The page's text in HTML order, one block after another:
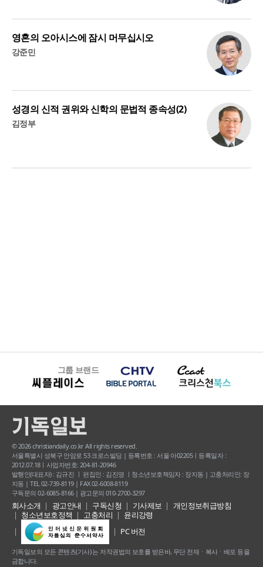
영혼의 오아시스에 잠시 머무십시오
강준민
성경의 신적 권위와 신학의 문법적 종속성(2)
김정부
그룹 브랜드
© 2026 christiandaily.co.kr All rights reserved.
서울특별시 성북구 안암로 53 크로스빌딩 | 등록번호 : 서울 아02205ㅣ등록일자 :
2012.07.18ㅣ사업자번호: 204-81-20946
발행인(대표자) : 김규진 ㅣ 편집인 : 김진영 ㅣ청소년보호책임자 : 장지동 | 고충처리인: 장
지동 | TEL 02-739-8119 | FAX 02-6008-8119
구독문의 02-6085-8166 | 광고문의 010-2700-3297
회사소개 광고안내 구독신청 기사제보
개인정보취급방침
청소년보호정책
고충처리
윤리강령
PC 버전
기독일보의 모든 콘텐츠(기사) 는 저작권법의 보호를 받은바, 무단 전재ㆍ복사ㆍ배포 등을
금합니다.